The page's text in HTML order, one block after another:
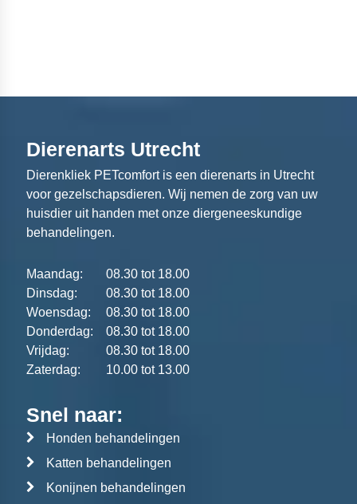
Dierenarts Utrecht
Dierenkliek PETcomfort is een dierenarts in Utrecht
voor gezelschapsdieren. Wij nemen de zorg van uw
huisdier uit handen met onze diergeneeskundige
behandelingen.
Maandag:
08.30 tot 18.00
Dinsdag:
08.30 tot 18.00
Woensdag:
08.30 tot 18.00
Donderdag:
08.30 tot 18.00
Vrijdag:
08.30 tot 18.00
Zaterdag:
10.00 tot 13.00
Snel naar:
Honden behandelingen
Katten behandelingen
Konijnen behandelingen